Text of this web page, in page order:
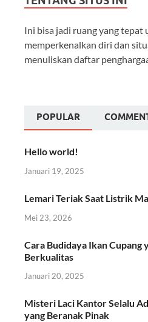
Ini bisa jadi ruang yang tepat
memperkenalkan diri dan
menuliskan daftar
POPULAR
Hello world!
Januari 19, 2025
Lemari Teriak Saat Listrik
Mei 23, 2026
Cara Budidaya Ikan Cupang
Berkualitas
Januari 20, 2025
Misteri Laci Kantor Selalu
yang Beranak Pinak